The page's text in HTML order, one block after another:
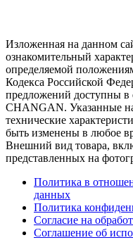
Изложенная на данном
ознакомительный
определяемой
Кодекса Российской
предложений доступны в
CHANGAN. Указанные
технические
быть изменены в любое
Внешний вид товара,
представленных на
Политика в
данных
Политика
Согласие на
Соглашение об